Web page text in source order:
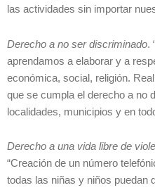
las actividades sin importar
Derecho a no ser discriminado.
aprendamos a elaborar y a
económica, social, religión.
que se cumpla el derecho a no
localidades, municipios y en
Derecho a una vida libre de
“Creación de un número
todas las niñas y niños puedan